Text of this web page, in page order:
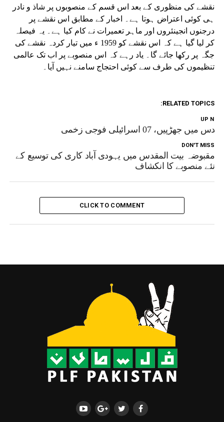
نقشے کی منظوری کے بعد اس قسم کے منصوبوں پر شاذ و نادر
ہی کوئی اعتراض ہوتا ہے۔ اخبار کے مطابق اس نقشے پر
درجنوں انجینئروں اور ماہر تعمیرات نے کام کیا ہے۔ یہ فیصلہ
کر لیا گیا ہے کہ اس نقشے کو 1959 ء میں تیار کردہ نقشے کی
جگہ پر رکھا جائے گا۔ یاد رہے کہ اس منصوبے پر اب تک عالمی
تنظیموں کی طرف سے کوئی احتجاج سامنے نہیں آیا۔
RELATED TOPICS:
UP
میں جھڑپیں، 07 اسرائیلی فوجی زخمی
DON'T MISS
مقبوضہ بیت المقدس میں یہودی آباد کاری کی توسیع کے
نئے منصوبے کا انکشاف
CLICK TO COMMENT